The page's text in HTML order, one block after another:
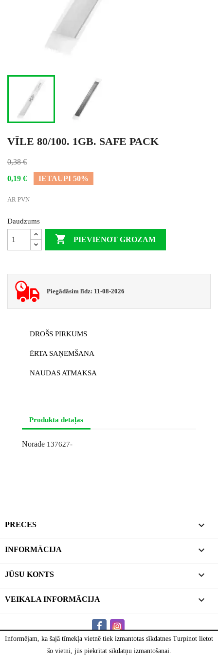
Informējam, ka šajā tīmekļa vietnē tiek izmantotas sīkdatnes Turpinot lietot
šo vietni, jūs piekrītat sīkdatņu izmantošanai.
VĪLE 80/100. 1GB. SAFE PACK
0,38 €
0,19 €
IETAUPI 50%
AR PVN
Daudzums
 PIEVIENOT GROZAM
Piegādāsim līdz: 11-08-2026
DROŠS PIRKUMS
ĒRTA SAŅEMŠANA
NAUDAS ATMAKSA
Produkta detaļas
Norāde 137627-
PRECES 
INFORMĀCIJA 
JŪSU KONTS 
VEIKALA INFORMĀCIJA keyboard_arrow_down
© 2026 - NailShop.lv™